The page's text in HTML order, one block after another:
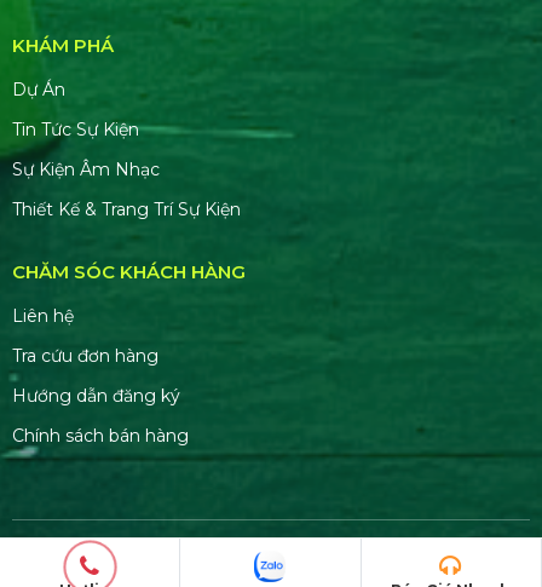
KHÁM PHÁ
Dự Án
Tin Tức Sự Kiện
Sự Kiện Âm Nhạc
Thiết Kế & Trang Trí Sự Kiện
CHĂM SÓC KHÁCH HÀNG
Liên hệ
Tra cứu đơn hàng
Hướng dẫn đăng ký
Chính sách bán hàng
© Copyright 2026. Bản quyền thuộc về HSV MEDIA